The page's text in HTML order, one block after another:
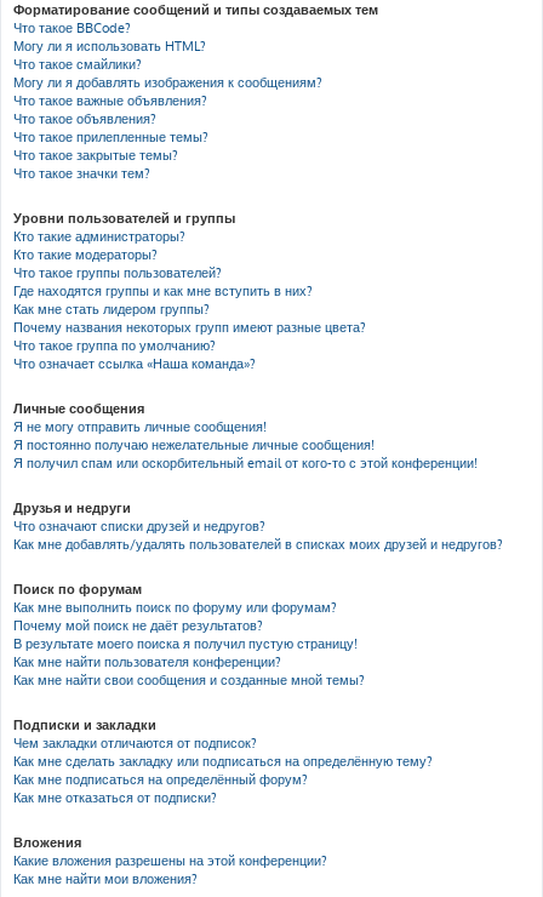
Форматирование сообщений и типы создаваемых тем
Что такое BBCode?
Могу ли я использовать HTML?
Что такое смайлики?
Могу ли я добавлять изображения к сообщениям?
Что такое важные объявления?
Что такое объявления?
Что такое прилепленные темы?
Что такое закрытые темы?
Что такое значки тем?
Уровни пользователей и группы
Кто такие администраторы?
Кто такие модераторы?
Что такое группы пользователей?
Где находятся группы и как мне вступить в них?
Как мне стать лидером группы?
Почему названия некоторых групп имеют разные цвета?
Что такое группа по умолчанию?
Что означает ссылка «Наша команда»?
Личные сообщения
Я не могу отправить личные сообщения!
Я постоянно получаю нежелательные личные сообщения!
Я получил спам или оскорбительный email от кого-то с этой конференции!
Друзья и недруги
Что означают списки друзей и недругов?
Как мне добавлять/удалять пользователей в списках моих друзей и недругов?
Поиск по форумам
Как мне выполнить поиск по форуму или форумам?
Почему мой поиск не даёт результатов?
В результате моего поиска я получил пустую страницу!
Как мне найти пользователя конференции?
Как мне найти свои сообщения и созданные мной темы?
Подписки и закладки
Чем закладки отличаются от подписок?
Как мне сделать закладку или подписаться на определённую тему?
Как мне подписаться на определённый форум?
Как мне отказаться от подписки?
Вложения
Какие вложения разрешены на этой конференции?
Как мне найти мои вложения?